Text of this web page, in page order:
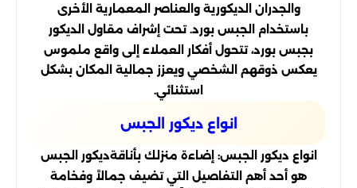
والجدران الديكورية والعناصر المعمارية الأخرى
باستخدام الجبس بورد. تحت إشراف مقاول الديكور
بجبس بورد، تتحول أفكار العملاء إلى واقع ملموس
يعكس ذوقهم الشخصي ويعزز جمالية المكان بشكل
استثنائي.
انواع ديكور الجبس
انواع ديكور الجبس: إضاءة منزلك بأناقةديكور الجبس
هو أحد أهم التفاصيل التي تضيف جمالاً وفخامة